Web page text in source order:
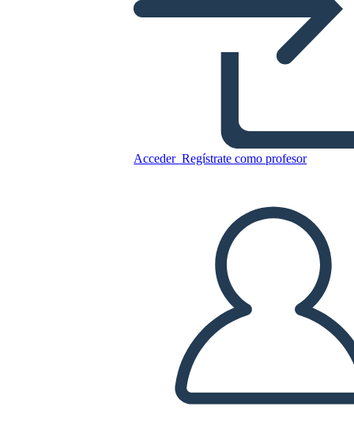
Acceder Regístrate como profesor
Annie Sullivan - Biografia
CREAR UN GUIÓN GRÁFICO
JUEGO DE DIAPOSITIVAS
LEERME